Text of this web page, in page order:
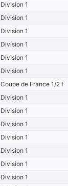
Division 1
Division 1
Division 1
Division 1
Division 1
Division 1
Coupe de France 1/2 f
Division 1
Division 1
Division 1
Division 1
Division 1
Division 1
Division 1